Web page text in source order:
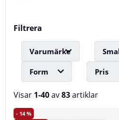
Filtrera
Varumärke
Form Pris
Visar 1-40av83artiklar
Produkter
14